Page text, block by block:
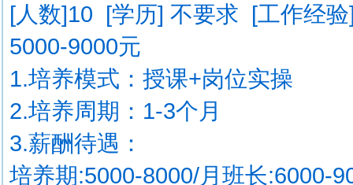
[人数]10 [学历] 不要求 [工作经
5000-9000元
1.培养模式：授课+岗位实操
2.培养周期：1-3个月
3.薪酬待遇：
培养期:5000-8000/月班长:6000-